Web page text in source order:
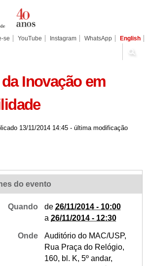
se YouTube Instagram WhatsApp English
Inovação em
13/11/2014 14:45 - última modificação
do evento
Quando de26/11/2014 - 10:00
a26/11/2014 - 12:30
Onde
Auditório do MAC/USP,
Rua Praça do Relógio,
160, bl. K, 5º andar,